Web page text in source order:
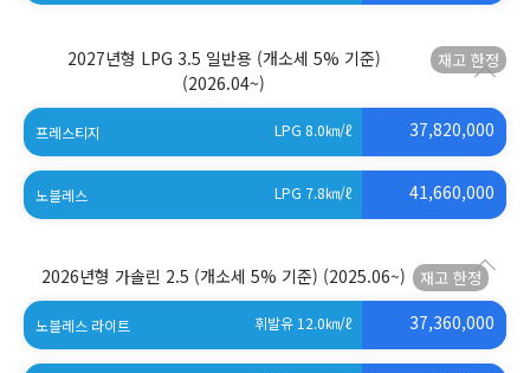
2027년형 LPG 3.5 일반용 (개소세 5% 기준)
(2026.04~)
프레스티지 LPG 8.0㎞/ℓ 37,820,000
노블레스 LPG 7.8㎞/ℓ 41,660,000
2026년형 가솔린 2.5 (개소세 5% 기준) (2025.06~)
노블레스 라이트 휘발유 12.0㎞/ℓ 37,360,000